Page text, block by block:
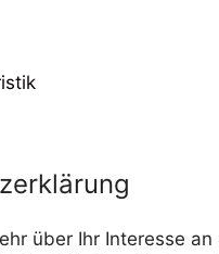
über Ihr Interesse